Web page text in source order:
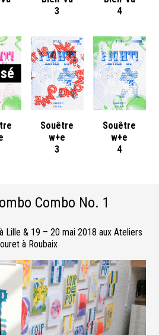
3
4
Souêtre
w+e
3
Souêtre
w+e
4
Combo No. 1
Lille & 19 – 20 mai 2018 aux Ateliers
à Roubaix